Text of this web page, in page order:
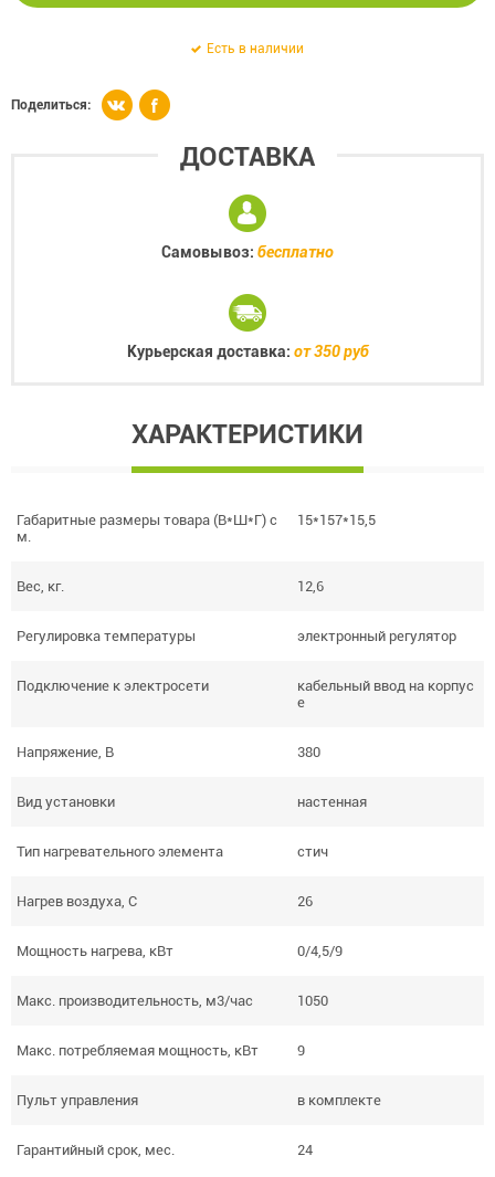
Есть в наличии
Поделиться:
ДОСТАВКА
Самовывоз: бесплатно
Курьерская доставка: от 350 руб
ХАРАКТЕРИСТИКИ
Габаритные размеры товара (В*Ш*Г) с
м.
15*157*15,5
Вес, кг. 12,6
Регулировка температуры электронный регулятор
Подключение к электросети
кабельный ввод на корпус
е
Напряжение, В 380
Вид установки настенная
Тип нагревательного элемента стич
Нагрев воздуха, С 26
Мощность нагрева, кВт 0/4,5/9
Макс. производительность, м3/час 1050
Макс. потребляемая мощность, кВт 9
Пульт управления в комплекте
Гарантийный срок, мес. 24